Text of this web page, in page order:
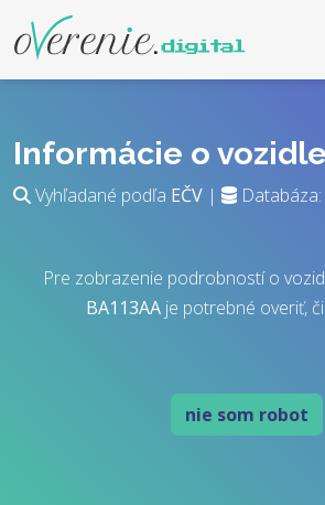
Informácie o vozidle
Vyhľadané podľa EČV | Databáza:
Pre zobrazenie podrobností o
BA113AAje potrebné overiť,
nie som robot